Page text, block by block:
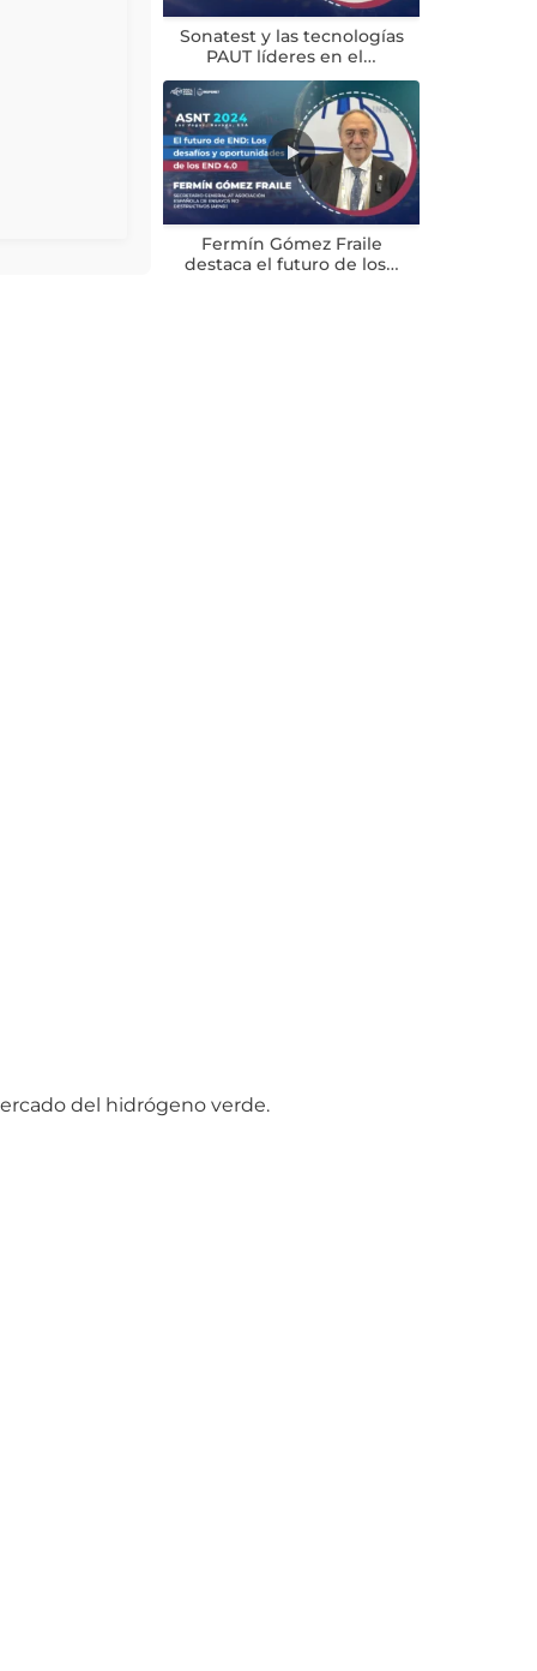
Sonatest y las tecnologías
PAUT líderes en el…
Fermín Gómez Fraile
destaca el futuro de los…
del hidrógeno verde.